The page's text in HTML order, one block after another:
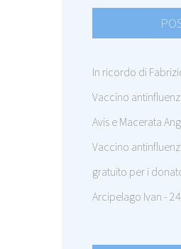
In ricordo di
Vaccino
Avis e Macerata
Vaccino
gratuito per i
Arcipelago Ivan -